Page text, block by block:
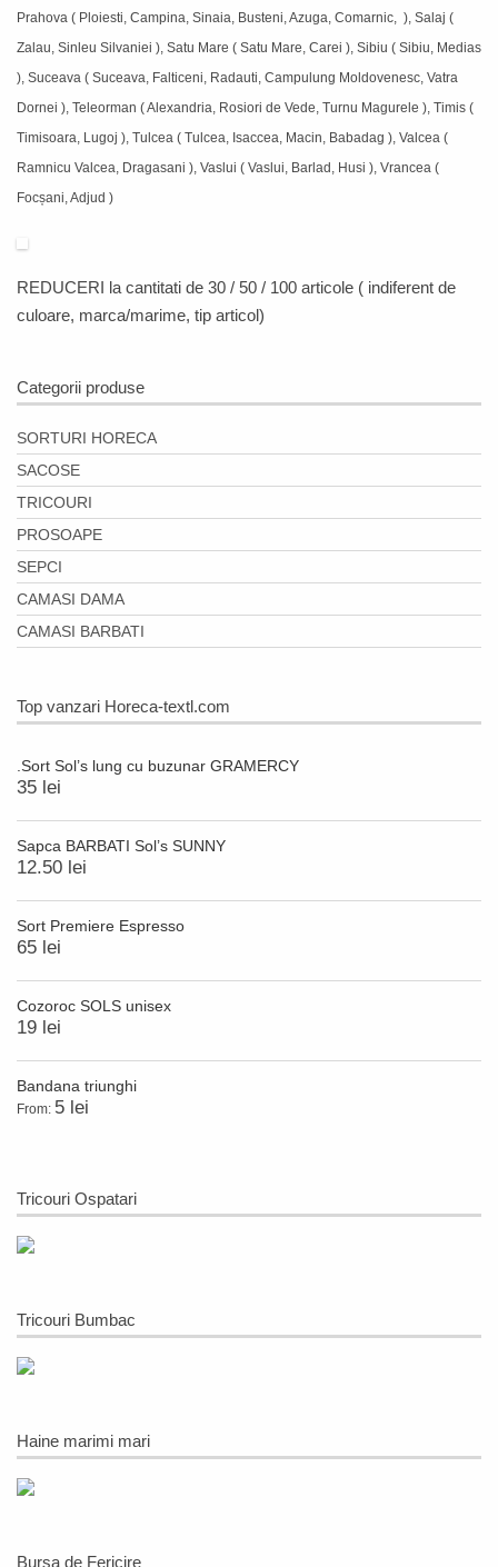
Prahova ( Ploiesti, Campina, Sinaia, Busteni, Azuga, Comarnic, ), Salaj (
Zalau, Sinleu Silvaniei ), Satu Mare ( Satu Mare, Carei ), Sibiu ( Sibiu, Medias
), Suceava ( Suceava, Falticeni, Radauti, Campulung Moldovenesc, Vatra
Dornei ), Teleorman ( Alexandria, Rosiori de Vede, Turnu Magurele ), Timis (
Timisoara, Lugoj ), Tulcea ( Tulcea, Isaccea, Macin, Babadag ), Valcea (
Ramnicu Valcea, Dragasani ), Vaslui ( Vaslui, Barlad, Husi ), Vrancea (
Focșani, Adjud )
REDUCERI la cantitati de 30 / 50 / 100 articole ( indiferent de
culoare, marca/marime, tip articol)
Categorii produse
SORTURI HORECA
SACOSE
TRICOURI
PROSOAPE
SEPCI
CAMASI DAMA
CAMASI BARBATI
Top vanzari Horeca-textl.com
.Sort Sol’s lung cu buzunar GRAMERCY
35 lei
Sapca BARBATI Sol’s SUNNY
12.50 lei
Sort Premiere Espresso
65 lei
Cozoroc SOLS unisex
19 lei
Bandana triunghi
From: 5 lei
Tricouri Ospatari
Tricouri Bumbac
Haine marimi mari
Bursa de Fericire